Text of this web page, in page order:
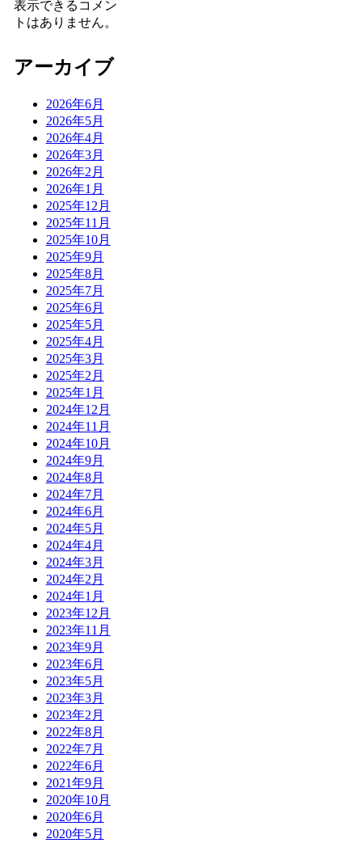
表示できるコメン
トはありません。
アーカイブ
2026年6月
2026年5月
2026年4月
2026年3月
2026年2月
2026年1月
2025年12月
2025年11月
2025年10月
2025年9月
2025年8月
2025年7月
2025年6月
2025年5月
2025年4月
2025年3月
2025年2月
2025年1月
2024年12月
2024年11月
2024年10月
2024年9月
2024年8月
2024年7月
2024年6月
2024年5月
2024年4月
2024年3月
2024年2月
2024年1月
2023年12月
2023年11月
2023年9月
2023年6月
2023年5月
2023年3月
2023年2月
2022年8月
2022年7月
2022年6月
2021年9月
2020年10月
2020年6月
2020年5月